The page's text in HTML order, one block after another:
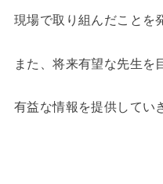
現場で取り組んだことを
また、将来有望な先生を
有益な情報を提供してい